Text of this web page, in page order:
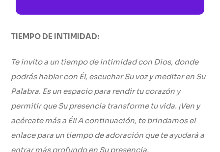
TIEMPO DE INTIMIDAD:
Te invito a un tiempo de intimidad con Dios, donde
podrás hablar con Él, escuchar Su voz y meditar en Su
Palabra. Es un espacio para rendir tu corazón y
permitir que Su presencia transforme tu vida. ¡Ven y
acércate más a Él! A continuación, te brindamos el
enlace para un tiempo de adoración que te ayudará a
entrar más profundo en Su presencia.